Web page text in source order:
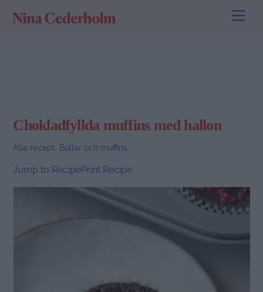
Chokladfyllda muffins med hallon
Alla recept Bullar och muffins
Jump to RecipePrint Recipe